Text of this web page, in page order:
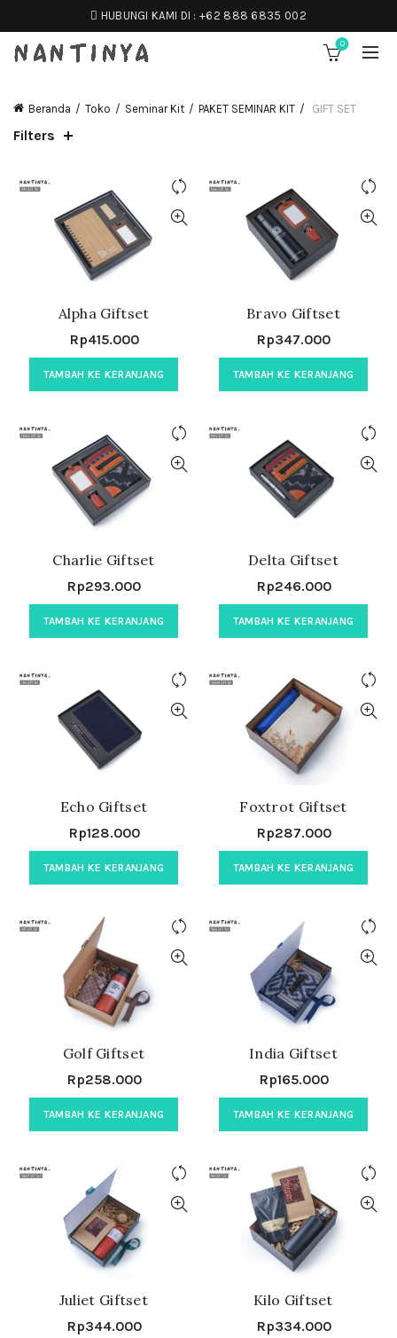
HUBUNGI KAMI DI :+62 888 6835 002
0
Beranda Toko Seminar Kit PAKET SEMINAR KIT GIFT SET
Filters
Alpha Giftset
Rp415.000
TAMBAH KE KERANJANG
Bravo Giftset
Rp347.000
TAMBAH KE KERANJANG
Charlie Giftset
Rp293.000
TAMBAH KE KERANJANG
Delta Giftset
Rp246.000
TAMBAH KE KERANJANG
Echo Giftset
Rp128.000
TAMBAH KE KERANJANG
Foxtrot Giftset
Rp287.000
TAMBAH KE KERANJANG
Golf Giftset
Rp258.000
TAMBAH KE KERANJANG
India Giftset
Rp165.000
TAMBAH KE KERANJANG
Juliet Giftset
Rp344.000
Kilo Giftset
Rp334.000